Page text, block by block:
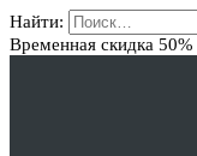
Найти:
Временная скидка 50%